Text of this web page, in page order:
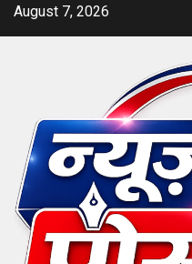
SkipAugust 7, 2026